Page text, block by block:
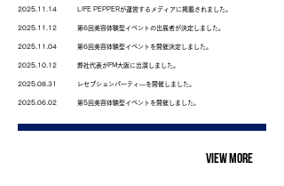
2025.11.14 LIFE PEPPERが運営するメディアに掲載されました。
2025.11.12 第6回美容体験型イベントの出展者が決定しました。
2025.11.04 第6回美容体験型イベントを開催決定しました。
2025.10.12 弊社代表がFM大阪に出演しました。
2025.08.31 レセプションパーティ―を開催しました。
2025.06.02 第5回美容体験型イベントを開催しました。
VIEW MORE